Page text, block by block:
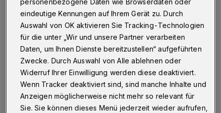
Wuppertal / Düsseldorf·Gesundheitsminister Karl-
Josef Laumann (CDU) hat weitere Lockerungen der
Corona-Schutzmaßnahmen in NRW bekanntgegeben.
Die neue Schutzverordnung sieht unter anderem den
Wegfall der Maskenpflicht im Freien vor.
01.10.2021 , 00:00 Uhr Eine Minute Lesezeit
personenbezogene Daten wie Browserdaten oder
eindeutige Kennungen auf Ihrem Gerät zu. Durch
Auswahl von OK aktivieren Sie Tracking-Technologien
für die unter „Wir und unsere Partner verarbeiten
Daten, um Ihnen Dienste bereitzustellen“ aufgeführten
Zwecke. Durch Auswahl von Alle ablehnen oder
Widerruf Ihrer Einwilligung werden diese deaktiviert.
Wenn Tracker deaktiviert sind, sind manche Inhalte und
Anzeigen möglicherweise nicht mehr so relevant für
Sie. Sie können dieses Menü jederzeit wieder aufrufen,